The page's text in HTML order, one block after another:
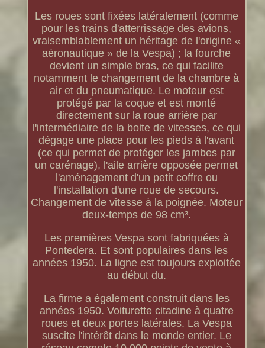
Les roues sont fixées latéralement (comme
pour les trains d'atterrissage des avions,
vraisemblablement un héritage de l'origine «
aéronautique » de la Vespa) ; la fourche
devient un simple bras, ce qui facilite
notamment le changement de la chambre à
air et du pneumatique. Le moteur est
protégé par la coque et est monté
directement sur la roue arrière par
l'intermédiaire de la boite de vitesses, ce qui
dégage une place pour les pieds à l'avant
(ce qui permet de protéger les jambes par
un carénage), l'aile arrière opposée permet
l'aménagement d'un petit coffre ou
l'installation d'une roue de secours.
Changement de vitesse à la poignée. Moteur
deux-temps de 98 cm³.
Les premières Vespa sont fabriquées à
Pontedera. Et sont populaires dans les
années 1950. La ligne est toujours exploitée
au début du.
La firme a également construit dans les
années 1950. Voiturette citadine à quatre
roues et deux portes latérales. La Vespa
suscite l'intérêt dans le monde entier. Le